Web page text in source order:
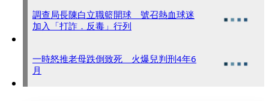
調查局長陳白立職籃開球 號召熱血球迷
加入「打詐．反毒」行列
一時怒推老母跌倒致死 火爆兒判刑4年6
月